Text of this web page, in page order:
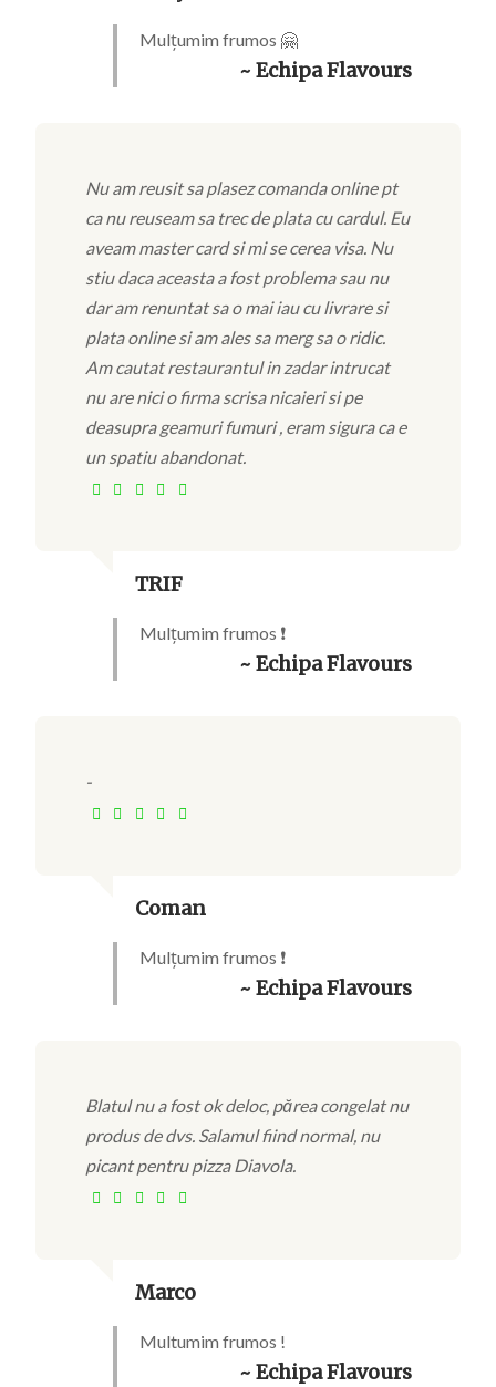
Mulțumim frumos 🤗
~ Echipa Flavours
Nu am reusit sa plasez comanda online pt
ca nu reuseam sa trec de plata cu cardul. Eu
aveam master card si mi se cerea visa. Nu
stiu daca aceasta a fost problema sau nu
dar am renuntat sa o mai iau cu livrare si
plata online si am ales sa merg sa o ridic.
Am cautat restaurantul in zadar intrucat
nu are nici o firma scrisa nicaieri si pe
deasupra geamuri fumuri , eram sigura ca e
un spatiu abandonat.
TRIF
Mulțumim frumos ❗
~ Echipa Flavours
-
Coman
Mulțumim frumos ❗
~ Echipa Flavours
Blatul nu a fost ok deloc, părea congelat nu
produs de dvs. Salamul fiind normal, nu
picant pentru pizza Diavola.
Marco
Multumim frumos !
~ Echipa Flavours